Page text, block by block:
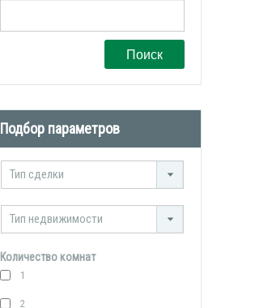
Поиск
Подбор параметров
Тип сделки
Тип недвижимости
Количество комнат
1
2